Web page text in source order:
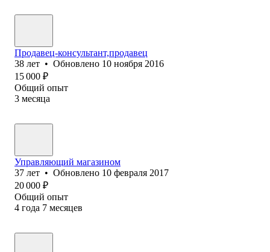
Продавец-консультант,продавец
38 лет • Обновлено 10 ноября 2016
15 000 ₽
Общий опыт
3 месяца
Управляющий магазином
37 лет • Обновлено 10 февраля 2017
20 000 ₽
Общий опыт
4 года 7 месяцев